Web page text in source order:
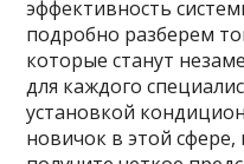
эффективность
подробно разберем
которые станут
для каждого
установкой
новичок в этой